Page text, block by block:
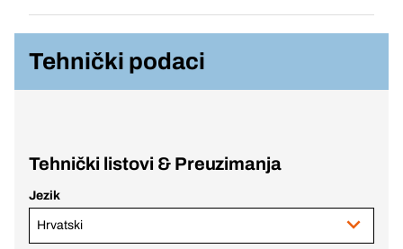
Tehnički podaci
Tehnički listovi & Preuzimanja
Jezik
Hrvatski